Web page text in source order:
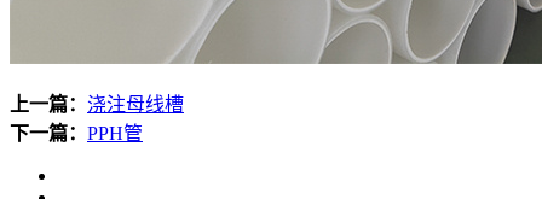
上一篇： 浇注母线槽
下一篇： PPH管